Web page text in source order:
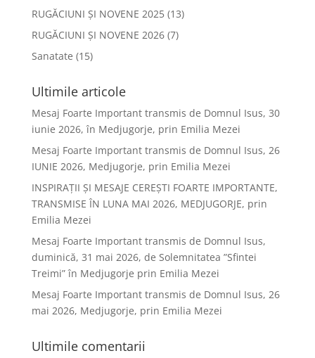
RUGĂCIUNI ȘI NOVENE 2025(13)
RUGĂCIUNI ȘI NOVENE 2026(7)
Sanatate (15)
Ultimile articole
Mesaj Foarte Important transmis de Domnul Isus, 30
iunie 2026, în Medjugorje, prin Emilia Mezei
Mesaj Foarte Important transmis de Domnul Isus, 26
IUNIE 2026, Medjugorje, prin Emilia Mezei
INSPIRAȚII ȘI MESAJE CEREȘTI FOARTE IMPORTANTE,
TRANSMISE ÎN LUNA MAI 2026, MEDJUGORJE, prin
Emilia Mezei
Mesaj Foarte Important transmis de Domnul Isus,
duminică, 31 mai 2026, de Solemnitatea ”Sfintei
Treimi” în Medjugorje prin Emilia Mezei
Mesaj Foarte Important transmis de Domnul Isus, 26
mai 2026, Medjugorje, prin Emilia Mezei
Ultimile comentarii